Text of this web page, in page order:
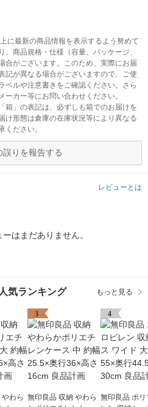
に最新の商品情報を表示するよう努めて
商品規格・仕様（容量、パッケージ、
合がございます。このため、実際にお届
記が異なる場合がございますので、ご使
ベルや注意書きをご確認ください。さら
カー等にお問い合わせください。
箱」の表記は、必ずしも箱でのお届けを
け形態は倉庫の在庫状況等により異なる
ください。
誤りを報告する
レビューとは
はまだありません。
気ランキング もっと見る
わら
3
無印良品 収納 やわら
4
無印良品 ポリ